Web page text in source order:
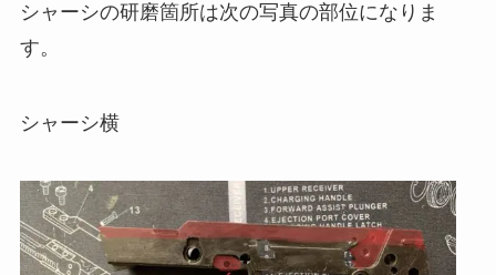
シャーシの研磨箇所は次の写真の部位になりま
す。
シャーシ横